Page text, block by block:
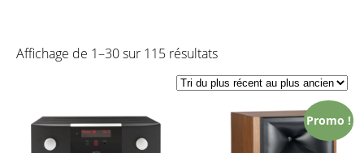
Affichage de 1–30 sur 115 résultats
Promo !